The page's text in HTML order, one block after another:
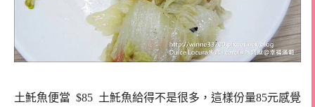
土魠魚便當 $85 土魠魚給得不是很多，這樣份量85元感覺